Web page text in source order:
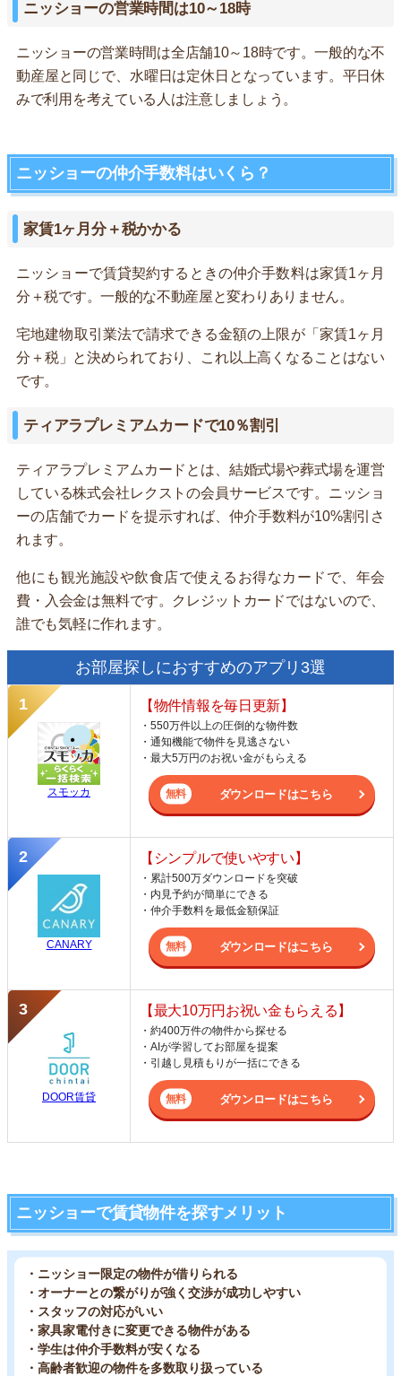
ニッショーの営業時間は10～18時
ニッショーの営業時間は全店舗10～18時です。一般的な不
動産屋と同じで、水曜日は定休日となっています。平日休
みで利用を考えている人は注意しましょう。
ニッショーの仲介手数料はいくら？
家賃1ヶ月分＋税かかる
ニッショーで賃貸契約するときの仲介手数料は家賃1ヶ月
分＋税です。一般的な不動産屋と変わりありません。
宅地建物取引業法で請求できる金額の上限が「家賃1ヶ月
分＋税」と決められており、これ以上高くなることはない
です。
ティアラプレミアムカードで10％割引
ティアラプレミアムカードとは、結婚式場や葬式場を運営
している株式会社レクストの会員サービスです。ニッショ
ーの店舗でカードを提示すれば、仲介手数料が10%割引さ
れます。
他にも観光施設や飲食店で使えるお得なカードで、年会
費・入会金は無料です。クレジットカードではないので、
誰でも気軽に作れます。
お部屋探しにおすすめのアプリ3選
スモッカ
【物件情報を毎日更新】
・550万件以上の圧倒的な物件数
・通知機能で物件を見逃さない
・最大5万円のお祝い金がもらえる
ダウンロードはこちら
CANARY
【シンプルで使いやすい】
・累計500万ダウンロードを突破
・内見予約が簡単にできる
・仲介手数料を最低金額保証
ダウンロードはこちら
DOOR賃貸
【最大10万円お祝い金もらえる】
・約400万件の物件から探せる
・AIが学習してお部屋を提案
・引越し見積もりが一括にできる
ダウンロードはこちら
ニッショーで賃貸物件を探すメリット
・ニッショー限定の物件が借りられる
・オーナーとの繋がりが強く交渉が成功しやすい
・スタッフの対応がいい
・家具家電付きに変更できる物件がある
・学生は仲介手数料が安くなる
・高齢者歓迎の物件を多数取り扱っている